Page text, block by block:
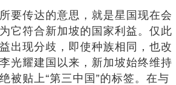
要传达的意思，就是星国现在会
它符合新加坡的国家利益。仅此
出现分歧，即使种族相同，也改
光耀建国以来，新加坡始终维持
被贴上“第三中国”的标签。在与